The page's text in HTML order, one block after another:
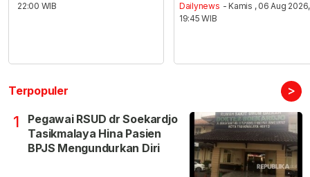
22:00 WIB
Dailynews - Kamis , 06 Aug 2026,
19:45 WIB
Terpopuler >
1
Pegawai RSUD dr Soekardjo
Tasikmalaya Hina Pasien
BPJS Mengundurkan Diri